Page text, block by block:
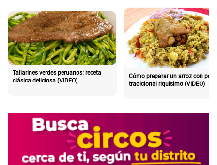
Tallarines verdes peruanos: receta
clásica deliciosa (VIDEO)
Cómo preparar un arroz con pollo
tradicional riquísimo (VIDEO)